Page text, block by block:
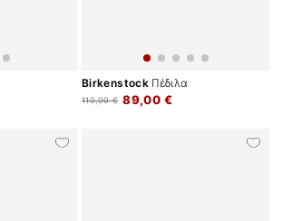
BirkenstockΠέδιλα
89,00 €
110,00 €